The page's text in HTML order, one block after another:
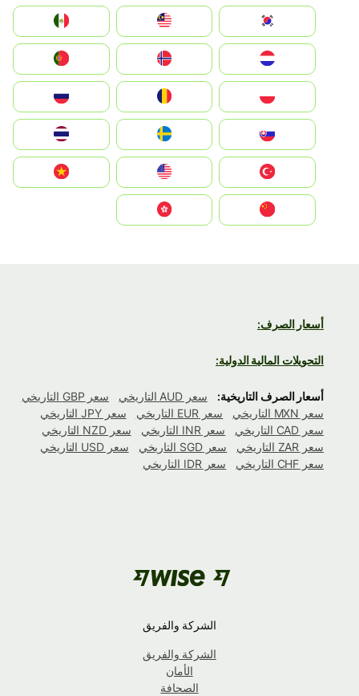
South Korea
Nederland
Portugal
România
Slovensko
United States
Vietnam
أسعار الصرف:
التحويلات المالية الدولية:
أسعار الصرف التاريخية: سعر AUD التاريخي
سعر GBP التاريخي
سعر MXN التاريخي
سعر EUR التاريخي
سعر JPY التاريخي
سعر CAD التاريخي
سعر INR التاريخي
سعر NZD التاريخي
سعر ZAR التاريخي
سعر SGD التاريخي
سعر USD التاريخي
سعر CHF التاريخي
سعر IDR التاريخي
الشركة والفريق
الشركة والفريق
الأمان
الصحافة